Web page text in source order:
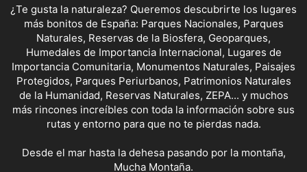
¿Te gusta la naturaleza? Queremos descubrirte los lugares
más bonitos de España: Parques Nacionales, Parques
Naturales, Reservas de la Biosfera, Geoparques,
Humedales de Importancia Internacional, Lugares de
Importancia Comunitaria, Monumentos Naturales, Paisajes
Protegidos, Parques Periurbanos, Patrimonios Naturales
de la Humanidad, Reservas Naturales, ZEPA... y muchos
más rincones increíbles con toda la información sobre sus
rutas y entorno para que no te pierdas nada.
Desde el mar hasta la dehesa pasando por la montaña,
Mucha Montaña.